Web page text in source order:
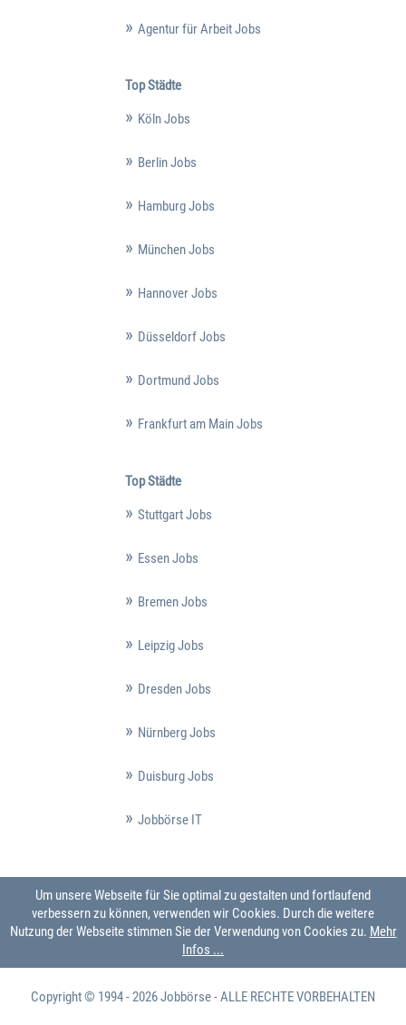
Agentur für Arbeit Jobs
Top Städte
Köln Jobs
Berlin Jobs
Hamburg Jobs
München Jobs
Hannover Jobs
Düsseldorf Jobs
Dortmund Jobs
Frankfurt am Main Jobs
Top Städte
Stuttgart Jobs
Essen Jobs
Bremen Jobs
Leipzig Jobs
Dresden Jobs
Nürnberg Jobs
Duisburg Jobs
Jobbörse IT
Um unsere Webseite für Sie optimal zu gestalten und fortlaufend
verbessern zu können, verwenden wir Cookies. Durch die weitere
Nutzung der Webseite stimmen Sie der Verwendung von Cookies zu. Mehr
Infos ...
Copyright © 1994 - 2026Jobbörse- ALLE RECHTE VORBEHALTEN